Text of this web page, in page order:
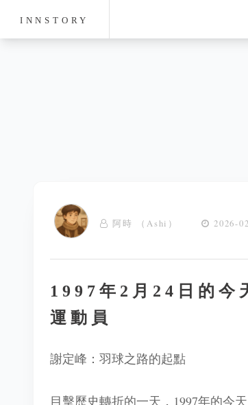
INNSTORY
阿時 （Ashi） 2026-
1997年2月24日的今
運動員
謝定峰：羽球之路的起點
目擊歷史轉折的一天，1997年的今